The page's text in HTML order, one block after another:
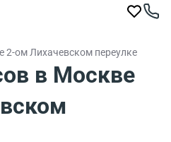
2-ом Лихачевском переулке
в Москве